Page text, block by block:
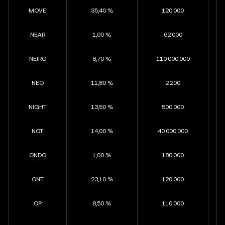
MOVE
NEAR
NEIRO
NEO
NIGHT
NOT
ONDO
ONT
OP
35,40 % 120 000
1,00 % 62 000
8,70 % 110 000 000
11,80 % 2 200
13,50 % 500 000
14,00 % 40 000 000
1,00 % 180 000
23,10 % 120 000
8,50 % 110 000